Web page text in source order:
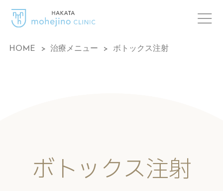
HOME > 治療メニュー > ボトックス注射
ボトックス注射